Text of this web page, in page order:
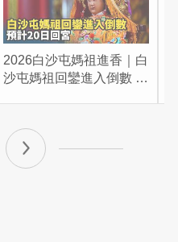
2026白沙屯媽祖進香｜白
沙屯媽祖回鑾進入倒數 預